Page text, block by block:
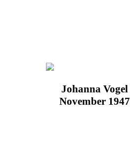
Johanna Vogel
November 1947